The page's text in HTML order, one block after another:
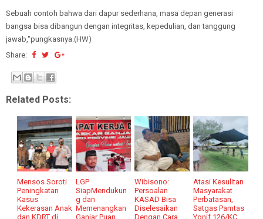
Sebuah contoh bahwa dari dapur sederhana, masa depan generasi
bangsa bisa dibangun dengan integritas, kepedulian, dan tanggung
jawab,"pungkasnya.(HW)
Share:
Related Posts:
Mensos Soroti
Peningkatan
Kasus
Kekerasan Anak
dan KDRT di
LGP
SiapMendukun
g dan
Memenangkan
Ganjar Puan
Wibisono:
Persoalan
KASAD Bisa
Diselesaikan
Dengan Cara
Atasi Kesulitan
Masyarakat
Perbatasan,
Satgas Pamtas
Yonif 126/KC